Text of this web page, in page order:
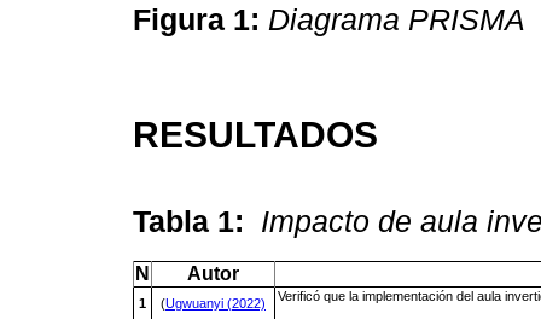
Figura 1: Diagrama PRISMA
RESULTADOS
Tabla 1: Impacto de aula
N Autor
1 (Ugwuanyi (2022) Verificó que la implementación del aula